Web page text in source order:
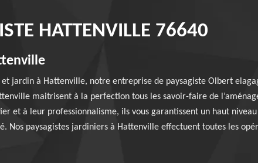
HATTENVILLE 76640
jardin à Hattenville, notre entreprise de paysagiste Olbert
maitrisent à la perfection tous les savoir-faire de
et à leur professionnalisme, ils vous garantissent un haut
Nos paysagistes jardiniers à Hattenville effectuent toutes les